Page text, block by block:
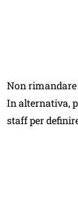
Non rimandare
In alternativa,
staff per